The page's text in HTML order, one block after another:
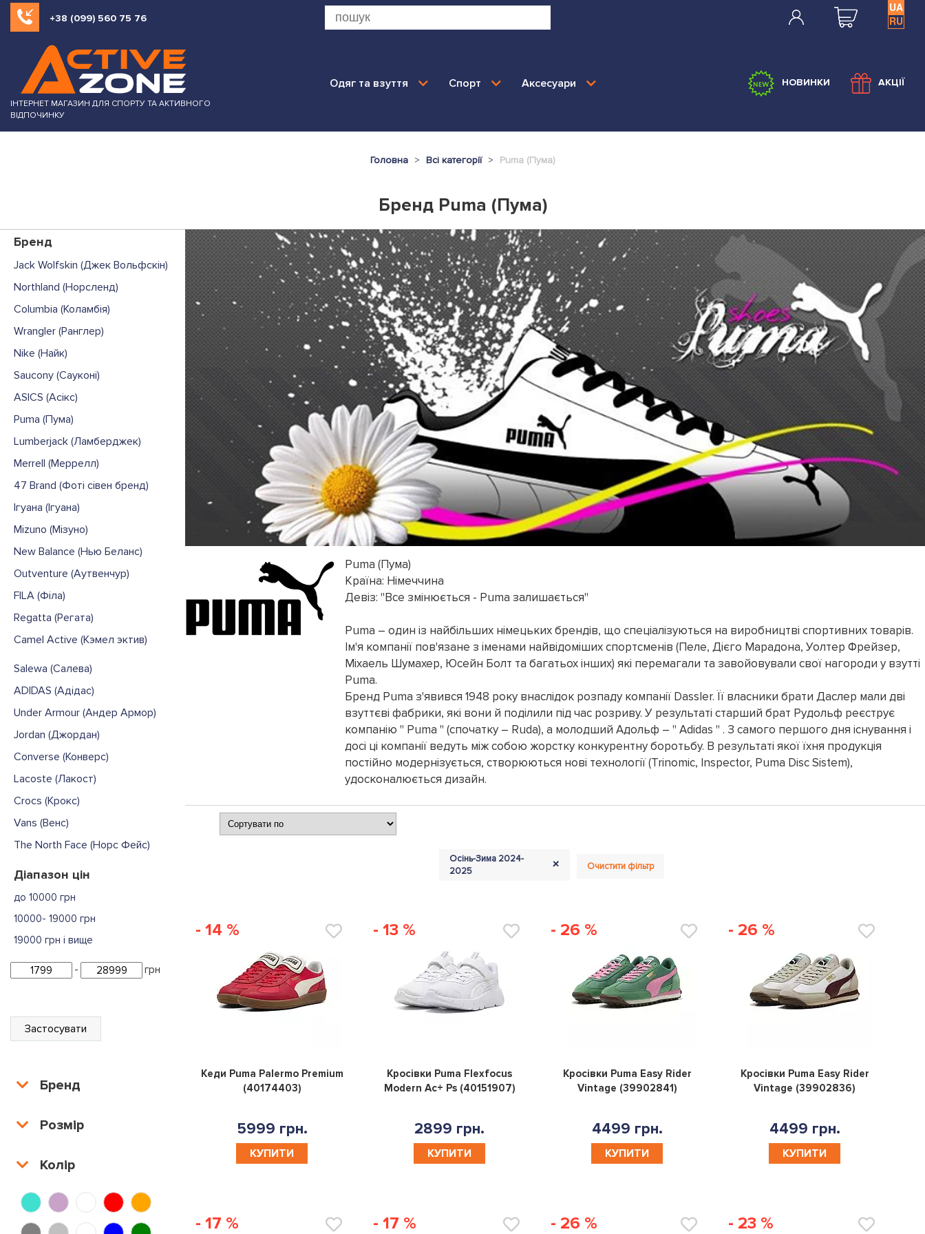
+38 (099) 560 75 76
UA
RU
ІНТЕРНЕТ МАГАЗИН ДЛЯ СПОРТУ ТА АКТИВНОГО
ВІДПОЧИНКУ
Одяг та взуття Спорт Аксесуари НОВИНКИ АКЦІЇ
Головна Всі категорії Puma (Пума)
Бренд Puma (Пума)
Бренд
Jack Wolfskin (Джек Вольфскін)
Northland (Норсленд)
Columbia (Коламбія)
Wrangler (Ранглер)
Nike (Найк)
Saucony (Сауконі)
ASICS (Асікс)
Puma (Пума)
Lumberjack (Ламберджек)
Merrell (Меррелл)
47 Brand (Фоті сівен бренд)
Ігуана (Ігуана)
Mizuno (Мізуно)
New Balance (Нью Беланс)
Outventure (Аутвенчур)
FILA (Філа)
Regatta (Регата)
Camel Active (Кэмел эктив)
Salewa (Салева)
ADIDAS (Адідас)
Under Armour (Андер Армор)
Jordan (Джордан)
Converse (Конверс)
Lacoste (Лакост)
Crocs (Крокс)
Vans (Венс)
The North Face (Норс Фейс)
Діапазон цін
до 10000 грн
10000- 19000 грн
19000 грн і вище
- грн
Застосувати
Бренд
Розмір
Колір
Puma (Пума)
Країна: Німеччина
Девіз: "Все змінюється - Puma залишається"
Puma – один із найбільших німецьких брендів, що спеціалізуються на виробництві спортивних товарів.
Ім'я компанії пов'язане з іменами найвідоміших спортсменів (Пеле, Дієго Марадона, Уолтер Фрейзер,
Міхаель Шумахер, Юсейн Болт та багатьох інших) які перемагали та завойовували свої нагороди у взутті
Puma.
Бренд Puma з'явився 1948 року внаслідок розпаду компанії Dassler. Її власники брати Даслер мали дві
взуттєві фабрики, які вони й поділили під час розриву. У результаті старший брат Рудольф реєструє
компанію " Puma " (спочатку – Ruda), а молодший Адольф – " Adidas " . З самого першого дня існування і
досі ці компанії ведуть між собою жорстку конкурентну боротьбу. В результаті якої їхня продукція
постійно модернізується, створюються нові технології (Trinomic, Inspector, Puma Disc Sistem),
удосконалюється дизайн.
Осінь-Зима 2024-
2025
+ Очистити фільтр
- 14 %
0
Кеди Puma Palermo Premium
(40174403)
5999 грн.
КУПИТИ
- 13 %
0
Кросівки Puma Flexfocus
Modern Ac+ Ps (40151907)
2899 грн.
КУПИТИ
- 26 %
0
Кросівки Puma Easy Rider
Vintage (39902841)
4499 грн.
КУПИТИ
- 26 %
0
Кросівки Puma Easy Rider
Vintage (39902836)
4499 грн.
КУПИТИ
- 17 % - 17 % - 26 % - 23 %